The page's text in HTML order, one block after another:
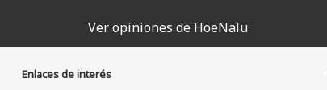
Ver opiniones de HoeNalu
Enlaces de interés